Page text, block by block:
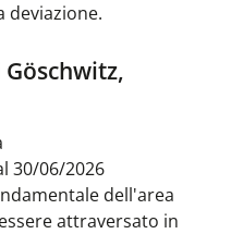
deviazione.
30/06/2026
dell'area
attraversato in